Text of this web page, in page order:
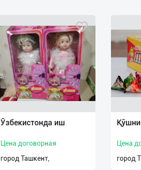
Ўзбекистонда иш
Цена договорная
город Ташкент,
Цена
город